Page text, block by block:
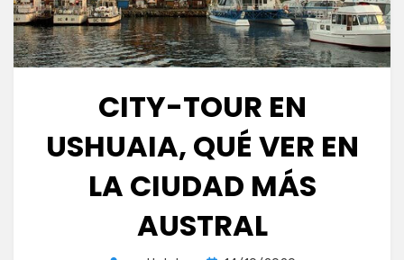
CITY-TOUR EN
USHUAIA, QUÉ VER EN
LA CIUDAD MÁS
AUSTRAL